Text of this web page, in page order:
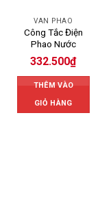
VAN PHAO
Công Tắc Điện
Phao Nước
332.500₫
THÊM VÀO
GIỎ HÀNG